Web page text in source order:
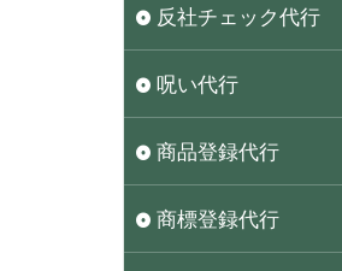
反社チェック代行
呪い代行
商品登録代行
商標登録代行